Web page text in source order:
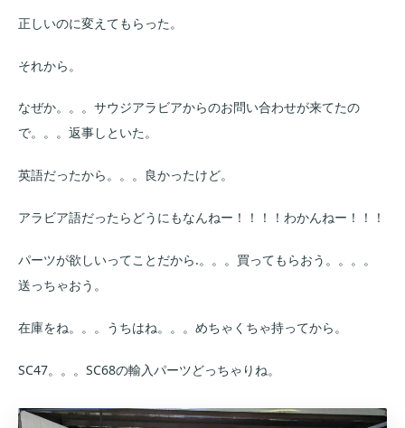
正しいのに変えてもらった。
それから。
なぜか。。。サウジアラビアからのお問い合わせが来てたの
で。。。返事しといた。
英語だったから。。。良かったけど。
アラビア語だったらどうにもなんねー！！！！わかんねー！！！
パーツが欲しいってことだから.。。。買ってもらおう。。。。
送っちゃおう。
在庫をね。。。うちはね。。。めちゃくちゃ持ってから。
SC47。。。SC68の輸入パーツどっちゃりね。